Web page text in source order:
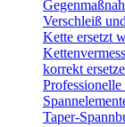
Verschleiß
Kette ersetzt
korrekt
Taper-